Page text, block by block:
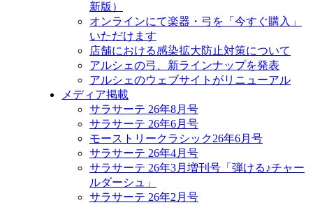
新版）
オンラインにて楽器・弓を「今すぐ購入」
いただけます
店舗における感染拡大防止対策について
アルシェの弓、新ラインナップを発表
アルシェのウェブサイトがリニューアル
メディア掲載
サラサーテ 26年8月号
サラサーテ 26年6月号
モーストリークラシック26年6月号
サラサーテ 26年4月号
サラサーテ 26年3月増刊号「弾ける♪チャー
ルダーシュ」
サラサーテ 26年2月号